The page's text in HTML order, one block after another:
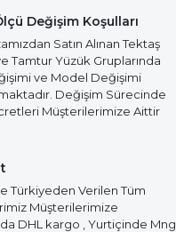
Değişim Koşulları
Satın Alınan Tektaş
Tamtur Yüzük Gruplarında
ve Model Değişimi
Değişim Sürecinde
Müşterilerimize Aittir
Türkiyeden Verilen Tüm
Müşterilerimize
DHL kargo , Yurtiçinde Mng